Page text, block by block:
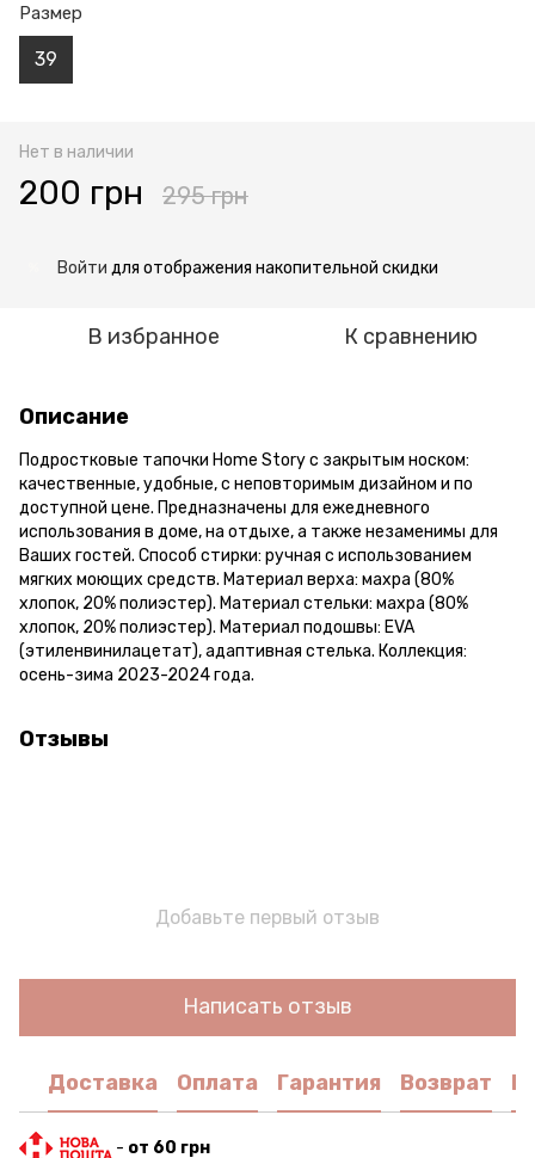
Размер
39
Нет в наличии
200 грн 295 грн
Войти для отображения накопительной скидки
В избранное К сравнению
Описание
Подростковые тапочки Home Story с закрытым носком:
качественные, удобные, с неповторимым дизайном и по
доступной цене. Предназначены для ежедневного
использования в доме, на отдыхе, а также незаменимы для
Ваших гостей. Способ стирки: ручная с использованием
мягких моющих средств. Материал верха: махра (80%
хлопок, 20% полиэстер). Материал стельки: махра (80%
хлопок, 20% полиэстер). Материал подошвы: EVA
(этиленвинилацетат), адаптивная стелька. Коллекция:
осень-зима 2023-2024 года.
Отзывы
Добавьте первый отзыв
Написать отзыв
Доставка Оплата Гарантия Возврат
- от 60 грн